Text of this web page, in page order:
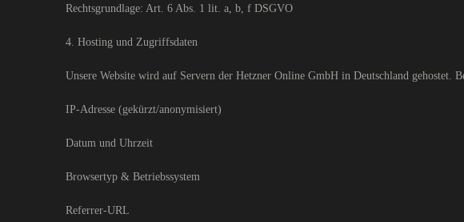
Rechtsgrundlage: Art. 6 Abs. 1 lit. a, b, f DSGVO
4. Hosting und Zugriffsdaten
Unsere Website wird auf Servern der Hetzner Online GmbH in Deutschland gehostet.
IP-Adresse (gekürzt/anonymisiert)
Datum und Uhrzeit
Browsertyp & Betriebssystem
Referrer-URL